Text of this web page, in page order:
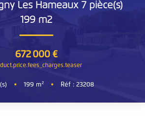
Notre Magazine
ESTIMATION
Nos Annonces
Les Hameaux 7 pièce(s)
199 m2
672 000 €
• 199 m² • Réf : 23208